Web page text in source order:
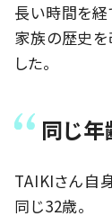
長い時間を経
家族の歴史を
した。
同じ年
TAIKIさん自
同じ32歳。